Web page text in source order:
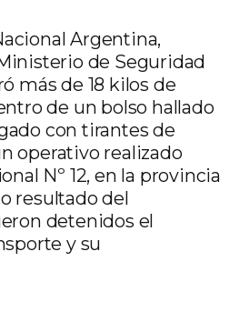
Argentina,
de Seguridad
más de 18 kilos de
de un bolso hallado
con tirantes de
operativo realizado
Nº 12, en la provincia
resultado del
detenidos el
y su